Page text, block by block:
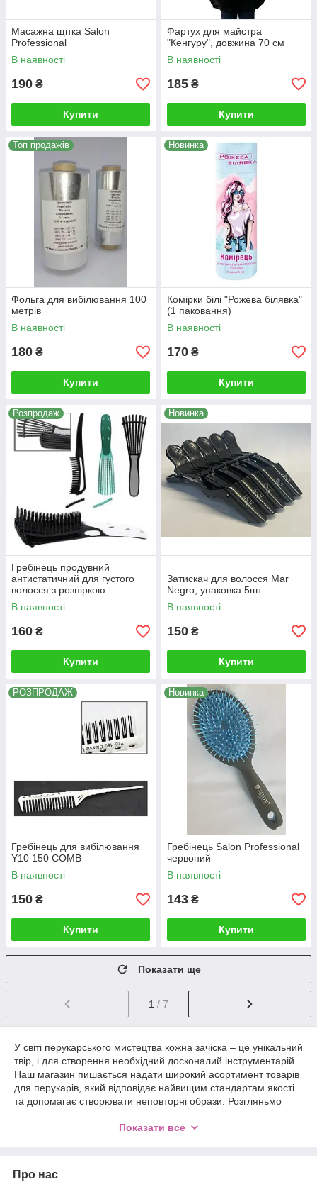
Масажна щітка Salon
Professional
В наявності
190 ₴
Купити
Фартух для майстра
"Кенгуру", довжина 70 см
В наявності
185 ₴
Купити
Топ продажів
Фольга для вибілювання 100
метрів
В наявності
180 ₴
Купити
Новинка
Комірки білі "Рожева білявка"
(1 паковання)
В наявності
170 ₴
Купити
Розпродаж
Гребінець продувний
антистатичний для густого
волосся з розпіркою
(трансформер)
В наявності
160 ₴
Купити
Новинка
Затискач для волосся Mar
Negro, упаковка 5шт
В наявності
150 ₴
Купити
РОЗПРОДАЖ
Гребінець для вибілювання
Y10 150 COMB
В наявності
150 ₴
Купити
Новинка
Гребінець Salon Professional
червоний
В наявності
143 ₴
Купити
Показати ще
1 / 7
У світі перукарського мистецтва кожна зачіска – це унікальний
твір, і для створення необхідний досконалий інструментарій.
Наш магазин пишається надати широкий асортимент товарів
для перукарів, який відповідає найвищим стандартам якості
та допомагає створювати неповторні образи. Розгляньмо
справжнім майстром стилю.
це є ключовим елементом створення унікальних форм і
Показати все
Про нас